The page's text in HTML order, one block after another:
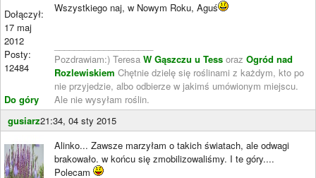
Dołączył:
17 maj
2012
Posty:
12484
Do góry
Wszystkiego naj, w Nowym Roku, Aguś
Pozdrawiam:) Teresa W Gąszczu u Tess oraz Ogród nad
Rozlewiskiem Chętnie dzielę się roślinami z każdym, kto po
nie przyjedzie, albo odbierze w jakimś umówionym miejscu.
Ale nie wysyłam roślin.
gusiarz21:34, 04 sty 2015
Alinko... Zawsze marzyłam o takich światach, ale odwagi
brakowało. w końcu się zmobilizowaliśmy. I te góry....
Polecam